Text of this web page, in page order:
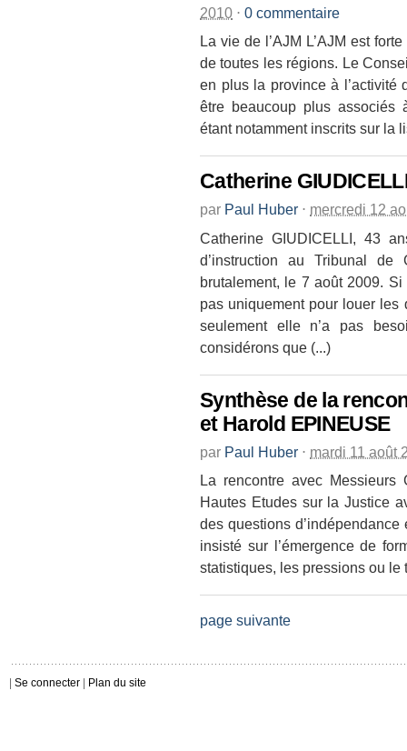
2010 ⋅ 0 commentaire
La vie de l’AJM L’AJM est
de toutes les régions. Le
en plus la province à l’activité
être beaucoup plus associés
étant notamment inscrits sur la
Catherine
par Paul Huber ⋅ mercredi 12
Catherine GIUDICELLI, 43
d’instruction au Tribunal de
brutalement, le 7 août 2009.
pas uniquement pour louer
seulement elle n’a pas
considérons que (...)
Synthèse de la
et Harold EPINEUSE
par Paul Huber ⋅ mardi 11 août
La rencontre avec Messieurs
Hautes Etudes sur la Justice
des questions
insisté sur l’émergence de
statistiques, les pressions ou le
page suivante
| Se connecter | Plan du site